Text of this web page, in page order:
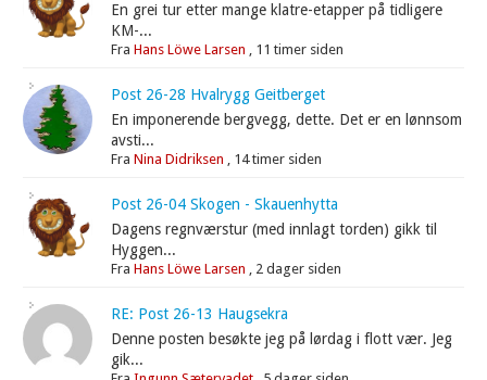
En grei tur etter mange klatre-etapper på tidligere
KM-...
FraHans Löwe Larsen , 11 timer siden
Post 26-28 Hvalrygg Geitberget
En imponerende bergvegg, dette. Det er en lønnsom
avsti...
FraNina Didriksen , 14 timer siden
Post 26-04 Skogen - Skauenhytta
Dagens regnværstur (med innlagt torden) gikk til
Hyggen...
FraHans Löwe Larsen , 2 dager siden
RE: Post 26-13 Haugsekra
Denne posten besøkte jeg på lørdag i flott vær. Jeg
gik...